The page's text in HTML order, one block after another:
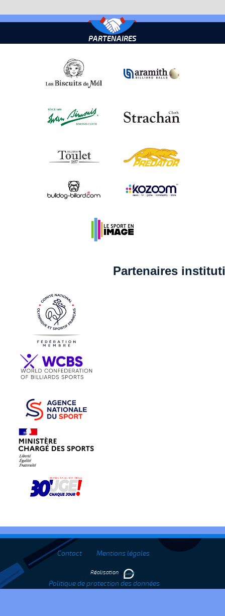
PARTENAIRES
Partenaires
Contact Mentions légales
Politique de protection des données
Réalisation